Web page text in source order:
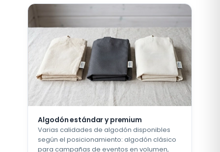
Algodón estándar y premium
Varias calidades de algodón disponibles
según el posicionamiento: algodón clásico
para campañas de eventos en volumen,